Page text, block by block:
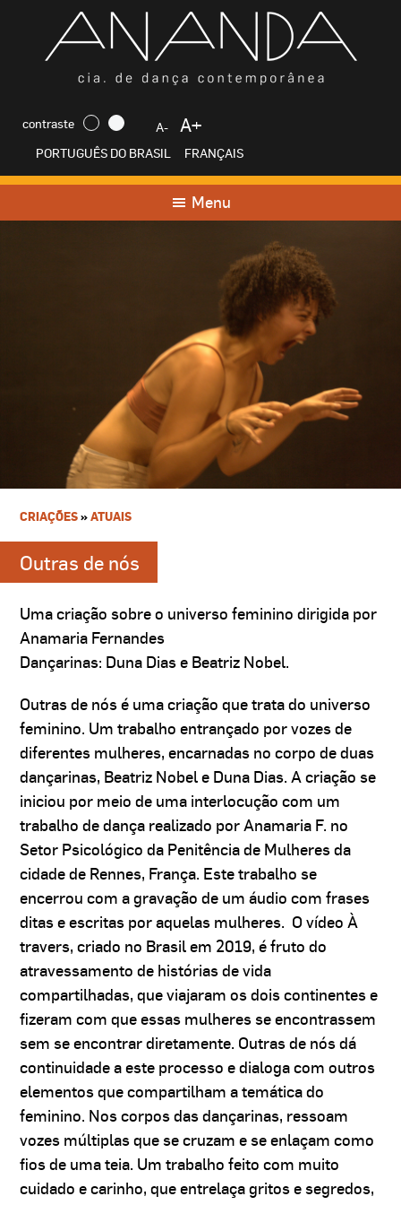
contraste A- A+
PORTUGUÊS DO BRASIL FRANÇAIS
Menu
CRIAÇÕES»ATUAIS
Outras de nós
Uma criação sobre o universo feminino dirigida por
Anamaria Fernandes
Dançarinas: Duna Dias e Beatriz Nobel.
Outras de nós é uma criação que trata do universo
feminino. Um trabalho entrançado por vozes de
diferentes mulheres, encarnadas no corpo de duas
dançarinas, Beatriz Nobel e Duna Dias. A criação se
iniciou por meio de uma interlocução com um
trabalho de dança realizado por Anamaria F. no
Setor Psicológico da Penitência de Mulheres da
cidade de Rennes, França. Este trabalho se
encerrou com a gravação de um áudio com frases
ditas e escritas por aquelas mulheres. O vídeo À
travers, criado no Brasil em 2019, é fruto do
atravessamento de histórias de vida
compartilhadas, que viajaram os dois continentes e
fizeram com que essas mulheres se encontrassem
sem se encontrar diretamente. Outras de nós dá
continuidade a este processo e dialoga com outros
elementos que compartilham a temática do
feminino. Nos corpos das dançarinas, ressoam
vozes múltiplas que se cruzam e se enlaçam como
fios de uma teia. Um trabalho feito com muito
cuidado e carinho, que entrelaça gritos e segredos,